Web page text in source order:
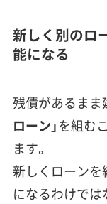
新しく別のロ
能になる
残債があるまま
ローン」を組む
ます。
新しくローンを
になるわけでは